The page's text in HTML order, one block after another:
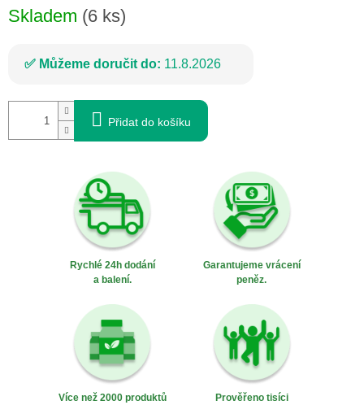
Skladem (6 ks)
Můžeme doručit do: 11.8.2026
Přidat do košíku
Rychlé 24h dodání
a balení.
Garantujeme vrácení
peněz.
Více než 2000 produktů
Prověřeno tisíci